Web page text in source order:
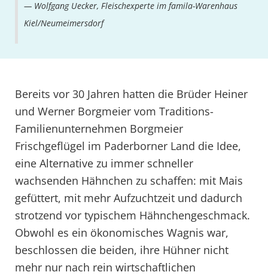
Wolfgang Uecker, Fleischexperte im famila-Warenhaus
Kiel/Neumeimersdorf
Bereits vor 30 Jahren hatten die Brüder Heiner
und Werner Borgmeier vom Traditions-
Familienunternehmen Borgmeier
Frischgeflügel im Paderborner Land die Idee,
eine Alternative zu immer schneller
wachsenden Hähnchen zu schaffen: mit Mais
gefüttert, mit mehr Aufzuchtzeit und dadurch
strotzend vor typischem Hähnchengeschmack.
Obwohl es ein ökonomisches Wagnis war,
beschlossen die beiden, ihre Hühner nicht
mehr nur nach rein wirtschaftlichen